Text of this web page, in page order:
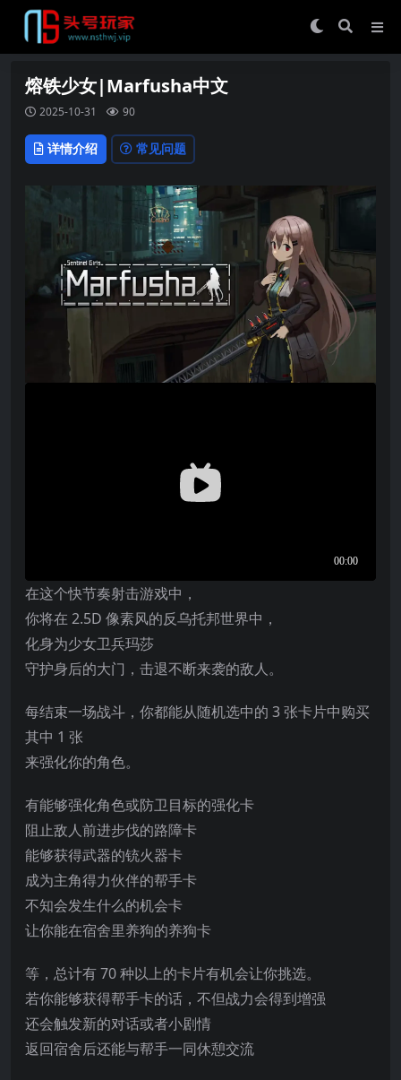
熔铁少女|Marfusha中文
2025-10-31 90
详情介绍 常见问题
在这个快节奏射击游戏中，
你将在 2.5D 像素风的反乌托邦世界中，
化身为少女卫兵玛莎
守护身后的大门，击退不断来袭的敌人。
每结束一场战斗，你都能从随机选中的 3 张卡片中购买
其中 1 张
来强化你的角色。
有能够强化角色或防卫目标的强化卡
阻止敌人前进步伐的路障卡
能够获得武器的铳火器卡
成为主角得力伙伴的帮手卡
不知会发生什么的机会卡
让你能在宿舍里养狗的养狗卡
等，总计有 70 种以上的卡片有机会让你挑选。
若你能够获得帮手卡的话，不但战力会得到增强
还会触发新的对话或者小剧情
返回宿舍后还能与帮手一同休憩交流